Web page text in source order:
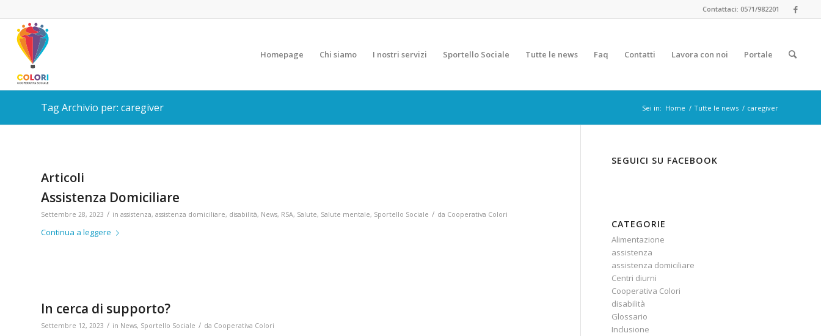
Contattaci: 0571/982201
Homepage Chi siamo I nostri servizi Sportello Sociale Tutte le news Faq Contatti Lavora con noi Portale
Tag Archivio per: caregiver Sei in: Home / Tutte le news / caregiver
Articoli
Assistenza Domiciliare
Settembre 28, 2023 / in assistenza, assistenza domiciliare, disabilità, News, RSA, Salute, Salute mentale, Sportello Sociale / da Cooperativa Colori
Continua a leggere
In cerca di supporto?
Settembre 12, 2023 / in News, Sportello Sociale / da Cooperativa Colori
SEGUICI SU FACEBOOK
CATEGORIE
Alimentazione
assistenza
assistenza domiciliare
Centri diurni
Cooperativa Colori
disabilità
Glossario
Inclusione